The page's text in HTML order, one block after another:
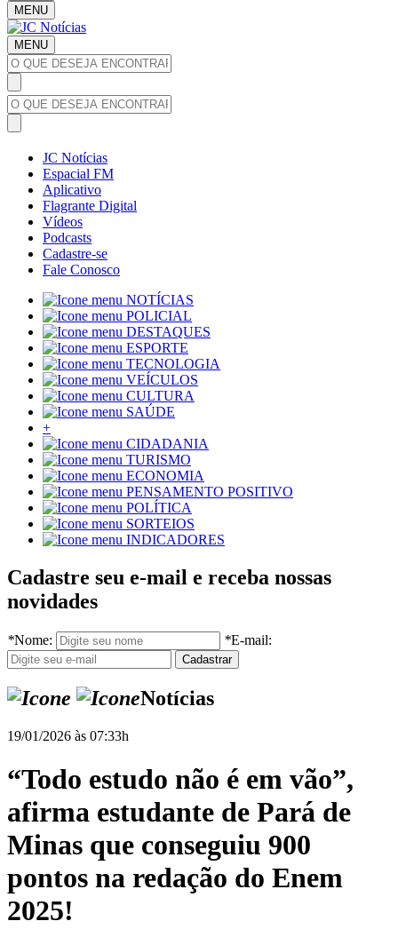
MENU
MENU
JC Notícias
Espacial FM
Aplicativo
Flagrante Digital
Vídeos
Podcasts
Cadastre-se
Fale Conosco
NOTÍCIAS
POLICIAL
DESTAQUES
ESPORTE
TECNOLOGIA
VEÍCULOS
CULTURA
SAÚDE
+
CIDADANIA
TURISMO
ECONOMIA
PENSAMENTO POSITIVO
POLÍTICA
SORTEIOS
INDICADORES
Cadastre seu e-mail e receba nossas
novidades
*Nome: *E-mail:
Notícias
19/01/2026 às 07:33h
“Todo estudo não é em vão”,
afirma estudante de Pará de
Minas que conseguiu 900
pontos na redação do Enem
2025!